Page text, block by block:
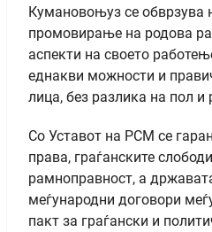
Кумановоњуз се обврзува
промовирање на родова
аспекти на своето
еднакви можности и
лица, без разлика на пол и
Со Уставот на РСМ се
права, граѓанските
рамноправност, а
меѓународни договори
пакт за граѓански и